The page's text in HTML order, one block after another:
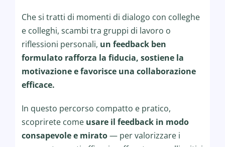
Che si tratti di momenti di dialogo con colleghe
e colleghi, scambi tra gruppi di lavoro o
riflessioni personali, un feedback ben
formulato rafforza la fiducia, sostiene la
motivazione e favorisce una collaborazione
efficace.
In questo percorso compatto e pratico,
scoprirete come usare il feedback in modo
consapevole e mirato— per valorizzare i